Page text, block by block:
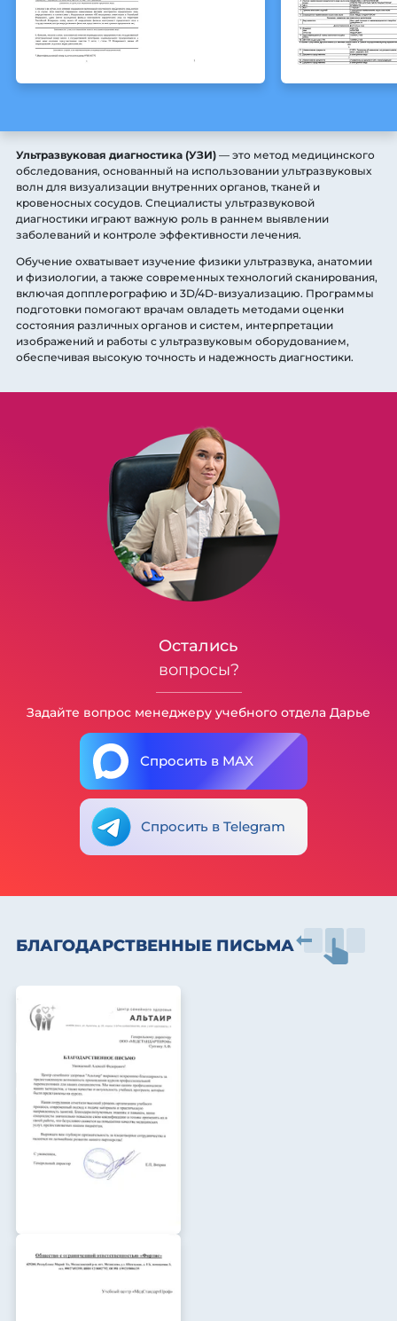
Ультразвуковая диагностика (УЗИ) — это метод медицинского
обследования, основанный на использовании ультразвуковых
волн для визуализации внутренних органов, тканей и
кровеносных сосудов. Специалисты ультразвуковой
диагностики играют важную роль в раннем выявлении
заболеваний и контроле эффективности лечения.
Обучение охватывает изучение физики ультразвука, анатомии
и физиологии, а также современных технологий сканирования,
включая допплерографию и 3D/4D-визуализацию. Программы
подготовки помогают врачам овладеть методами оценки
состояния различных органов и систем, интерпретации
изображений и работы с ультразвуковым оборудованием,
обеспечивая высокую точность и надежность диагностики.
Остались
вопросы?
Задайте вопрос менеджеру учебного отдела Дарье
Спросить в MAX
Спросить в Telegram
БЛАГОДАРСТВЕННЫЕ ПИСЬМА